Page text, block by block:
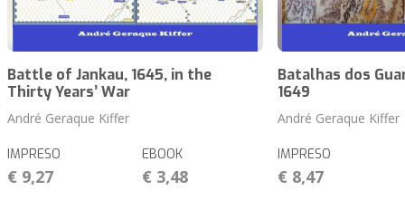
Battle of Jankau, 1645, in the
Thirty Years’ War
André Geraque Kiffer
IMPRESO
€ 9,27
EBOOK
€ 3,48
Batalhas dos
1649
André Geraque Kiffer
IMPRESO
€ 8,47